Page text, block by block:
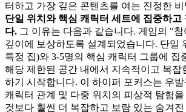
터하고 가장 깊은 콘텐츠를 여는 진정한
단일 위치와 핵심 캐릭터 세트에 집중하고
다. 그 이유는 다음과 같습니다. 게임의 "
깊이에 보상하도록 설계되었습니다. 단일
특정 집)와 3-5명의 핵심 캐릭터 그룹에 집
해당 제한된 공간 내에서 지속적이고 복잡
하기 시작합니다. 이 하이퍼 포커스는 우
캐릭터 관계 및 다중 위치의 피상적 탐험
것보다 훨씬 더 복잡하고 보람 있는 숨겨